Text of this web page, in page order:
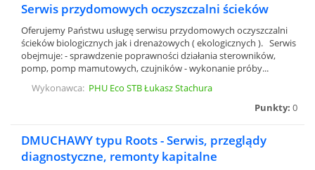
Serwis przydomowych oczyszczalni ścieków
Oferujemy Państwu usługę serwisu przydomowych oczyszczalni
ścieków biologicznych jak i drenażowych ( ekologicznych ). Serwis
obejmuje: - sprawdzenie poprawności działania sterowników,
pomp, pomp mamutowych, czujników - wykonanie próby...
Wykonawca: PHU Eco STB Łukasz Stachura
Punkty: 0
DMUCHAWY typu Roots - Serwis, przeglądy
diagnostyczne, remonty kapitalne